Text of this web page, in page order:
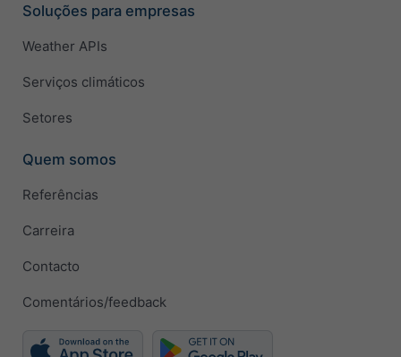
Soluções para empresas
Weather APIs
Serviços climáticos
Setores
Quem somos
Referências
Carreira
Contacto
Comentários/feedback